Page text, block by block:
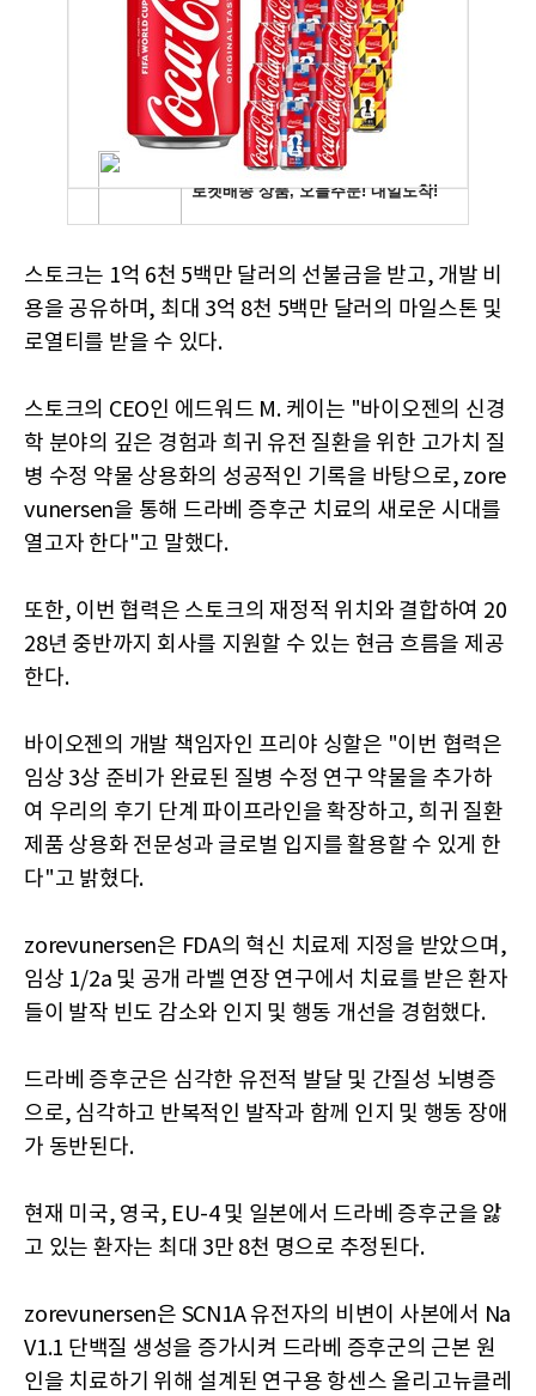
스토크는 1억 6천 5백만 달러의 선불금을 받고, 개발 비
용을 공유하며, 최대 3억 8천 5백만 달러의 마일스톤 및
로열티를 받을 수 있다.
스토크의 CEO인 에드워드 M. 케이는 "바이오젠의 신경
학 분야의 깊은 경험과 희귀 유전 질환을 위한 고가치 질
병 수정 약물 상용화의 성공적인 기록을 바탕으로, zore
vunersen을 통해 드라베 증후군 치료의 새로운 시대를
열고자 한다"고 말했다.
또한, 이번 협력은 스토크의 재정적 위치와 결합하여 20
28년 중반까지 회사를 지원할 수 있는 현금 흐름을 제공
한다.
바이오젠의 개발 책임자인 프리야 싱할은 "이번 협력은
임상 3상 준비가 완료된 질병 수정 연구 약물을 추가하
여 우리의 후기 단계 파이프라인을 확장하고, 희귀 질환
제품 상용화 전문성과 글로벌 입지를 활용할 수 있게 한
다"고 밝혔다.
zorevunersen은 FDA의 혁신 치료제 지정을 받았으며,
임상 1/2a 및 공개 라벨 연장 연구에서 치료를 받은 환자
들이 발작 빈도 감소와 인지 및 행동 개선을 경험했다.
드라베 증후군은 심각한 유전적 발달 및 간질성 뇌병증
으로, 심각하고 반복적인 발작과 함께 인지 및 행동 장애
가 동반된다.
현재 미국, 영국, EU-4 및 일본에서 드라베 증후군을 앓
고 있는 환자는 최대 3만 8천 명으로 추정된다.
zorevunersen은 SCN1A 유전자의 비변이 사본에서 Na
V1.1 단백질 생성을 증가시켜 드라베 증후군의 근본 원
인을 치료하기 위해 설계된 연구용 항센스 올리고뉴클레